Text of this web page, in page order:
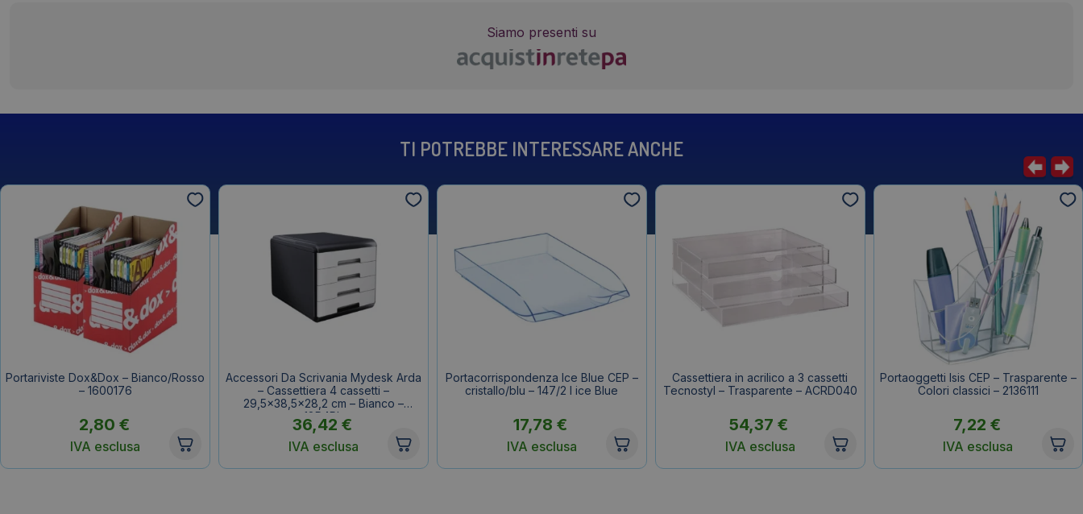
Siamo presenti su
TI POTREBBE INTERESSARE ANCHE
Portariviste Dox&Dox – Bianco/Rosso
– 1600176
2,80 €
IVA esclusa
Accessori Da Scrivania Mydesk Arda
– Cassettiera 4 cassetti –
29,5×38,5×28,2 cm – Bianco –
18P4Pb
36,42€
IVA esclusa
Portacorrispondenza Ice Blue CEP –
cristallo/blu – 147/2 I ice Blue
17,78€
IVA esclusa
Cassettiera in acrilico a 3 cassetti
Tecnostyl – Trasparente – ACRD040
54,37€
IVA esclusa
Portaoggetti Isis CEP – Trasparente –
Colori classici – 2136111
7,22 €
IVA esclusa